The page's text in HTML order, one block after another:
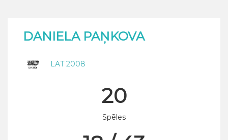
DANIELA PAŅKOVA
LAT 2008
20
Spēles